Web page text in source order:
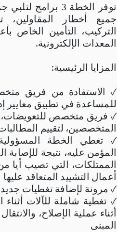
توفر الخطة 3
جميع أخطار المقاولين،
التركيب، التأمين الخاص
المعدات الإلكترونية.
المزايا الرئيسية:
✓ الاستفادة من فريق
للمساعدة في تطبيق معايير
✓ فريق متخصص
المتخصصين، لتقييم
✓ تغطي الخطة المسؤولية
المؤمن عليه، نتيجة للإصابة
الممتلكات، التي تصيب أيا
أعمال التشييد المتعاقد عليها
✓ مرونة لإضافة تغطيات
✓ تغطية شاملة للآلات
أثناء عملية الإصلاح،
المبنى